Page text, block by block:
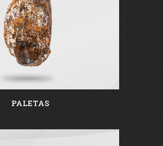
PALETAS